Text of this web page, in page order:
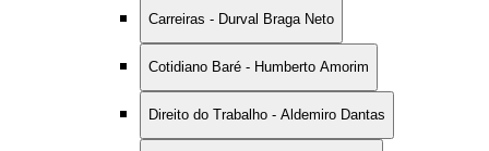
Carreiras - Durval Braga Neto
Cotidiano Baré - Humberto Amorim
Direito do Trabalho - Aldemiro Dantas